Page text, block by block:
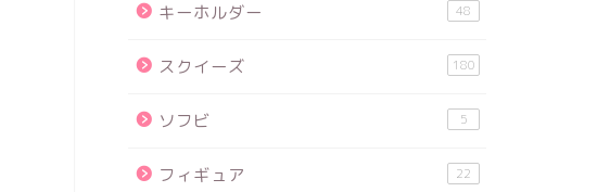
キーホルダー 48
スクイーズ 180
ソフビ 5
フィギュア 22